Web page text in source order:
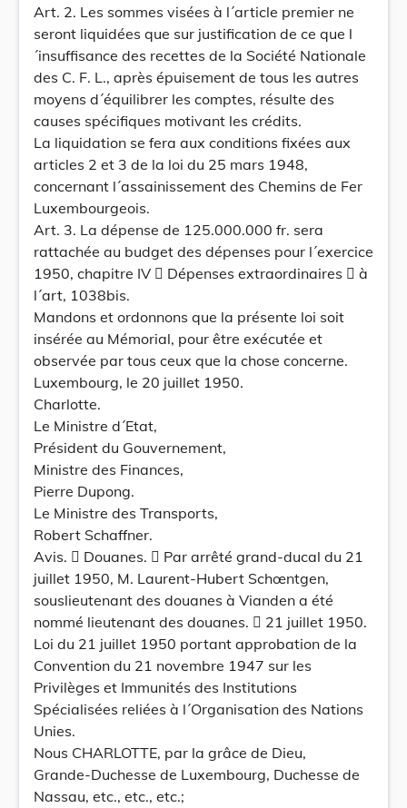
Art. 2. Les sommes visées à l´article premier ne
seront liquidées que sur justification de ce que l
´insuffisance des recettes de la Société Nationale
des C. F. L., après épuisement de tous les autres
moyens d´équilibrer les comptes, résulte des
causes spécifiques motivant les crédits.
La liquidation se fera aux conditions fixées aux
articles 2 et 3 de la loi du 25 mars 1948,
concernant l´assainissement des Chemins de Fer
Luxembourgeois.
Art. 3. La dépense de 125.000.000 fr. sera
rattachée au budget des dépenses pour l´exercice
1950, chapitre IV  Dépenses extraordinaires  à
l´art, 1038bis.
Mandons et ordonnons que la présente loi soit
insérée au Mémorial, pour être exécutée et
observée par tous ceux que la chose concerne.
Luxembourg, le 20 juillet 1950.
Charlotte.
Le Ministre d´Etat,
Président du Gouvernement,
Ministre des Finances,
Pierre Dupong.
Le Ministre des Transports,
Robert Schaffner.
Avis.  Douanes.  Par arrêté grand-ducal du 21
juillet 1950, M. Laurent-Hubert Schœntgen,
souslieutenant des douanes à Vianden a été
nommé lieutenant des douanes.  21 juillet 1950.
Loi du 21 juillet 1950 portant approbation de la
Convention du 21 novembre 1947 sur les
Privilèges et Immunités des Institutions
Spécialisées reliées à l´Organisation des Nations
Unies.
Nous CHARLOTTE, par la grâce de Dieu,
Grande-Duchesse de Luxembourg, Duchesse de
Nassau, etc., etc., etc.;